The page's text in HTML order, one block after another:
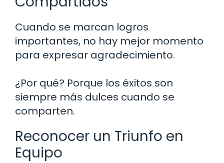
Cuando se marcan logros
importantes, no hay mejor momento
para expresar agradecimiento.
¿Por qué? Porque los éxitos son
siempre más dulces cuando se
comparten.
Reconocer un Triunfo en
Equipo